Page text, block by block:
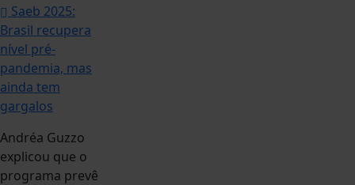
Saeb 2025:
Brasil recupera
nível pré-
pandemia, mas
ainda tem
gargalos
Andréa Guzzo
explicou que o
programa prevê